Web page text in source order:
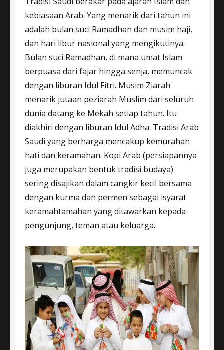
kebiasaan Arab. Yang menarik dari tahun ini
adalah bulan suci Ramadhan dan musim haji,
dan hari libur nasional yang mengikutinya.
Bulan suci Ramadhan, di mana umat Islam
berpuasa dari fajar hingga senja, memuncak
dengan liburan Idul Fitri. Musim Ziarah
menarik jutaan peziarah Muslim dari seluruh
dunia datang ke Mekah setiap tahun. Itu
diakhiri dengan liburan Idul Adha. Tradisi Arab
Saudi yang berharga mencakup kemurahan
hati dan keramahan. Kopi Arab (persiapannya
juga merupakan bentuk tradisi budaya)
sering disajikan dalam cangkir kecil bersama
dengan kurma dan permen sebagai isyarat
keramahtamahan yang ditawarkan kepada
pengunjung, teman atau keluarga.